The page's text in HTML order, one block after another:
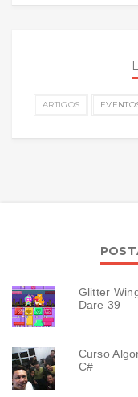
ARTIGOS
Glitter
Dare 39
Curso
C#